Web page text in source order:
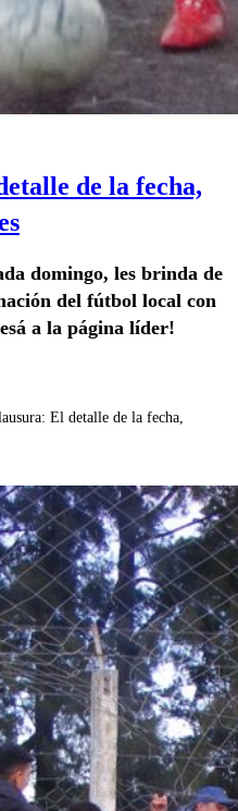
de la fecha,
domingo, les brinda de
del fútbol local con
a la página líder!
El detalle de la fecha,